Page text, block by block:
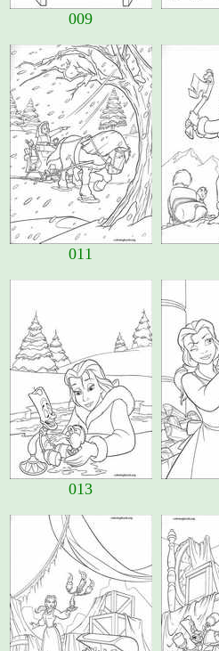
009
011
013